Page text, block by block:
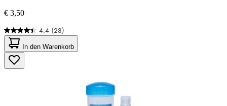
€ 3,50
4.4 (23)
4.4
von
5
Sternen.
23
In den Warenkorb